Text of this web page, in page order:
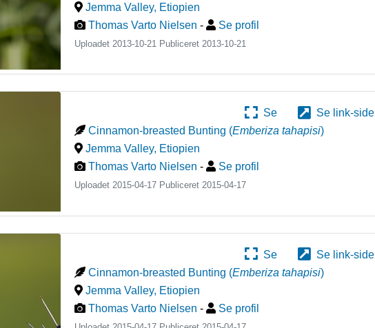
Jemma Valley, Etiopien
Thomas Varto Nielsen - Se profil
Uploadet 2013-10-21 Publiceret 2013-10-21
Se
Se link-side
Cinnamon-breasted Bunting (Emberiza tahapisi)
Jemma Valley, Etiopien
Thomas Varto Nielsen - Se profil
Uploadet 2015-04-17 Publiceret2015-04-17
Se
Se link-side
Cinnamon-breasted Bunting (Emberiza tahapisi)
Jemma Valley, Etiopien
Thomas Varto Nielsen - Se profil